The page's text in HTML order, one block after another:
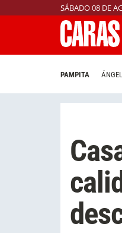
SÁBADO 08 DE
PAMPITA